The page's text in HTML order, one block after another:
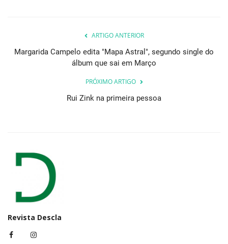
ARTIGO ANTERIOR
Margarida Campelo edita "Mapa Astral", segundo single do
álbum que sai em Março
PRÓXIMO ARTIGO
Rui Zink na primeira pessoa
Revista Descla